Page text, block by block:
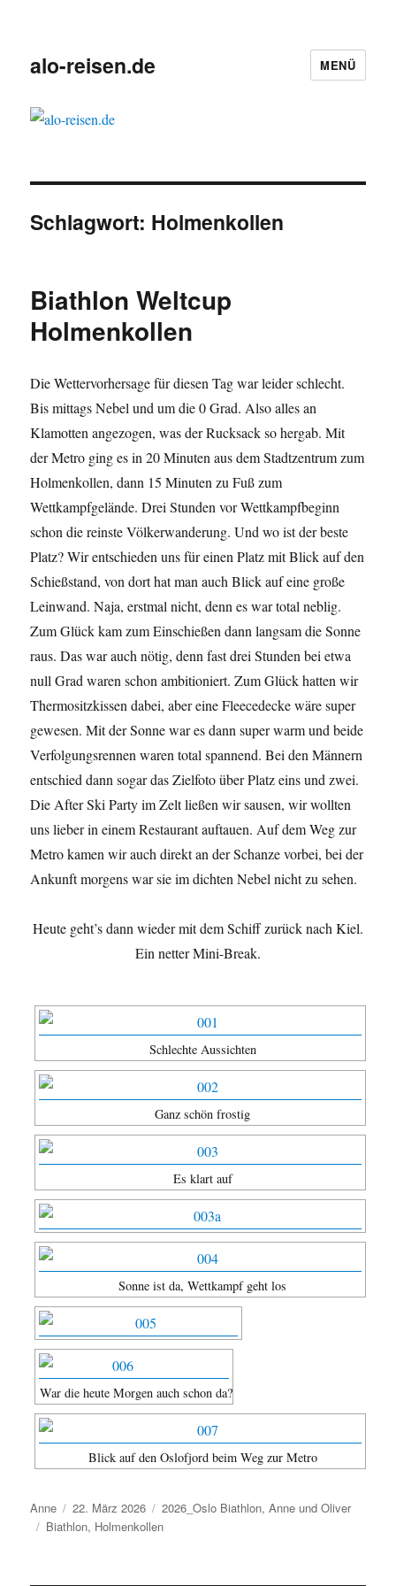
alo-reisen.de MENÜ
Schlagwort: Holmenkollen
Biathlon Weltcup
Holmenkollen
Die Wettervorhersage für diesen Tag war leider schlecht.
Bis mittags Nebel und um die 0 Grad. Also alles an
Klamotten angezogen, was der Rucksack so hergab. Mit
der Metro ging es in 20 Minuten aus dem Stadtzentrum zum
Holmenkollen, dann 15 Minuten zu Fuß zum
Wettkampfgelände. Drei Stunden vor Wettkampfbeginn
schon die reinste Völkerwanderung. Und wo ist der beste
Platz? Wir entschieden uns für einen Platz mit Blick auf den
Schießstand, von dort hat man auch Blick auf eine große
Leinwand. Naja, erstmal nicht, denn es war total neblig.
Zum Glück kam zum Einschießen dann langsam die Sonne
raus. Das war auch nötig, denn fast drei Stunden bei etwa
null Grad waren schon ambitioniert. Zum Glück hatten wir
Thermositzkissen dabei, aber eine Fleecedecke wäre super
gewesen. Mit der Sonne war es dann super warm und beide
Verfolgungsrennen waren total spannend. Bei den Männern
entschied dann sogar das Zielfoto über Platz eins und zwei.
Die After Ski Party im Zelt ließen wir sausen, wir wollten
uns lieber in einem Restaurant auftauen. Auf dem Weg zur
Metro kamen wir auch direkt an der Schanze vorbei, bei der
Ankunft morgens war sie im dichten Nebel nicht zu sehen.
Heute geht’s dann wieder mit dem Schiff zurück nach Kiel.
Ein netter Mini-Break.
Schlechte Aussichten
Ganz schön frostig
Es klart auf
Sonne ist da, Wettkampf geht los
War die heute Morgen auch schon da?
Blick auf den Oslofjord beim Weg zur Metro
Autor
Anne
Veröffentlicht
am
22. März 2026 Kategorien
2026_Oslo Biathlon,Anne und Oliver
Schlagwörter
Biathlon, Holmenkollen